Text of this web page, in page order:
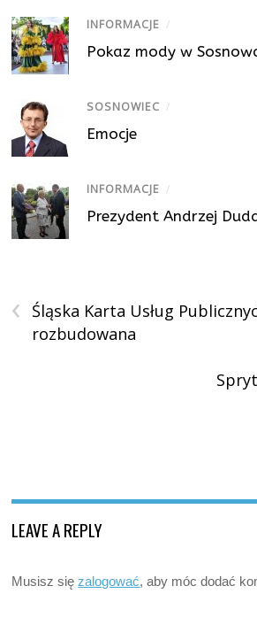
INFORMACJE /
Pokaz mody w
SOSNOWIEC /
Emocje
INFORMACJE /
Prezydent Andrzej
‹
Śląska Karta Usług
rozbudowana
LEAVE A REPLY
Musisz sięzalogować, aby móc dodać